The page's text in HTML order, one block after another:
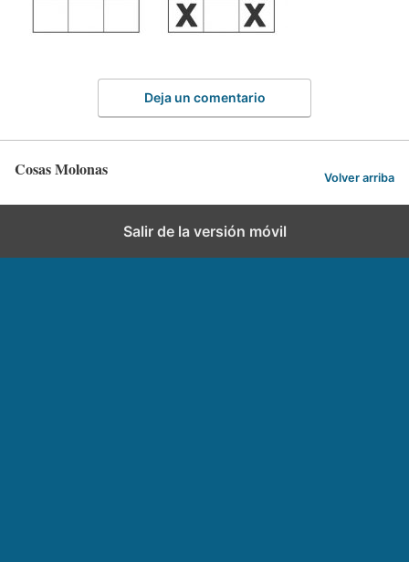
Deja un comentario
Cosas Molonas Volver arriba
Salir de la versión móvil